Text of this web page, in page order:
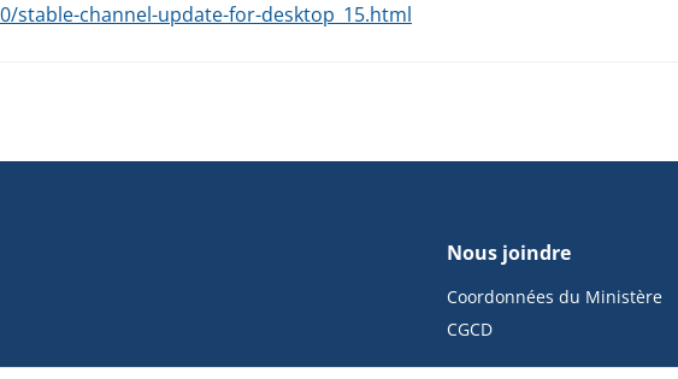
stable-channel-update-for-desktop_15.html
Nous joindre
Coordonnées du Ministère
CGCD